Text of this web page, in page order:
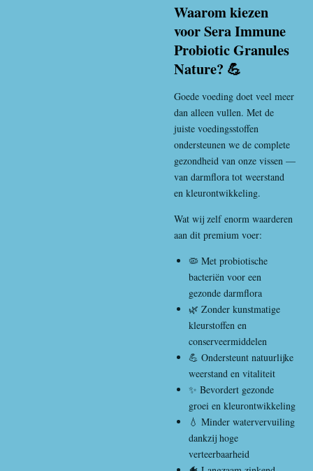
Waarom kiezen
voor Sera Immune
Probiotic Granules
Nature? 💪
Goede voeding doet veel meer
dan alleen vullen. Met de
juiste voedingsstoffen
ondersteunen we de complete
gezondheid van onze vissen —
van darmflora tot weerstand
en kleurontwikkeling.
Wat wij zelf enorm waarderen
aan dit premium voer:
🦠 Met probiotische
bacteriën voor een
gezonde darmflora
🌿 Zonder kunstmatige
kleurstoffen en
conserveermiddelen
💪 Ondersteunt natuurlijke
weerstand en vitaliteit
✨ Bevordert gezonde
groei en kleurontwikkeling
💧 Minder watervervuiling
dankzij hoge
verteerbaarheid